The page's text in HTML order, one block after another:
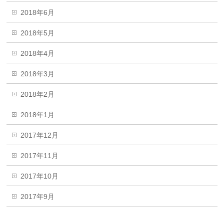
2018年6月
2018年5月
2018年4月
2018年3月
2018年2月
2018年1月
2017年12月
2017年11月
2017年10月
2017年9月